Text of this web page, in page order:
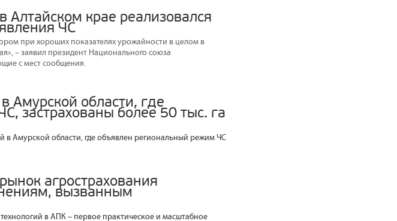
крае реализовался
ЧС
при хороших показателях урожайности в целом в
– заявил президент Национального союза
с мест сообщения.
Амурской области, где
застрахованы более 50 тыс. га
в Амурской области, где объявлен региональный режим ЧС
агрострахования
вызванным
в АПК – первое практическое и масштабное